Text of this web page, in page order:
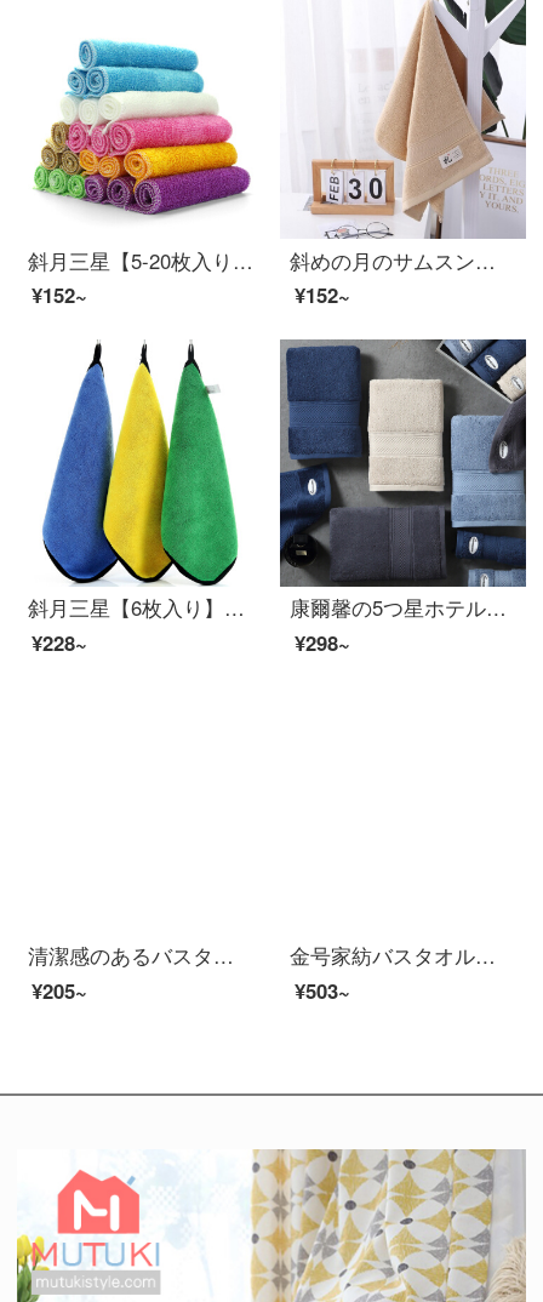
斜月三星【5-20枚入り】多機能百潔タオル竹繊維厨房雑巾洗いタオル5枚入り竹繊維雑巾
¥152~
斜めの月のサムスンの純綿は厚いタオルの国学の顔タオルのタオルの仁義の贈り物の知恵の手紙のシリーズのタオルの贈り物の字のタオルの条をプラスして35*75 cm詰めます。
¥152~
斜月三星【6枚入り】多機能洗車タオル磨き手ぬぐい布厚くて吸水できない【3枚入り】サンゴ拭きタオル
¥228~
康爾馨の5つ星ホテルのタオルの純綿は顔を洗ってタオルの全綿の大人を吸い込んで厚いティッシュの紳士のほこりの75*34 cmの150 gをプラスします。
¥298~
清潔感のあるバスタオル男性純綿成人男女家庭用吸水速乾軟らかい新疆長綿包巾ホテル大浴タオルW 0599浅粉（A類標準/柔らかくて厚い/強い吸水）
¥205~
金号家紡バスタオル家庭用綿吸水速乾風呂大タオル学生タオルは、包んで着られます。
¥503~